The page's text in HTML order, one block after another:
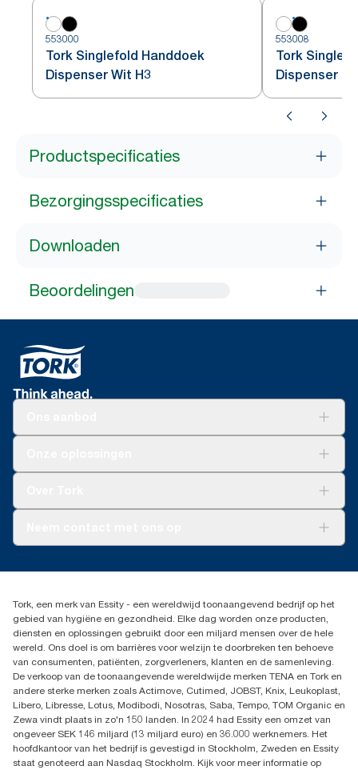
553000
Tork Singlefold Handdoek
Dispenser Wit H3
553008
Tork
Dispenser
Productspecificaties
Bezorgingsspecificaties
Downloaden
Beoordelingen
Productklacht
Dispenserklacht
030 - 698 46 66
Essity Netherlands B.V.
Arnhemse Bovenweg 120
3708 AH ZEIST
Nederland
Tork, een merk van Essity - een wereldwijd toonaangevend bedrijf op het
gebied van hygiëne en gezondheid. Elke dag worden onze producten,
diensten en oplossingen gebruikt door een miljard mensen over de hele
wereld. Ons doel is om barrières voor welzijn te doorbreken ten behoeve
van consumenten, patiënten, zorgverleners, klanten en de samenleving.
De verkoop van de toonaangevende wereldwijde merken TENA en Tork en
andere sterke merken zoals Actimove, Cutimed, JOBST, Knix, Leukoplast,
Libero, Libresse, Lotus, Modibodi, Nosotras, Saba, Tempo, TOM Organic en
Zewa vindt plaats in zo'n 150 landen. In 2024 had Essity een omzet van
ongeveer SEK 146 miljard (13 miljard euro) en 36.000 werknemers. Het
hoofdkantoor van het bedrijf is gevestigd in Stockholm, Zweden en Essity
staat genoteerd aan Nasdaq Stockholm. Kijk voor meer informatie op